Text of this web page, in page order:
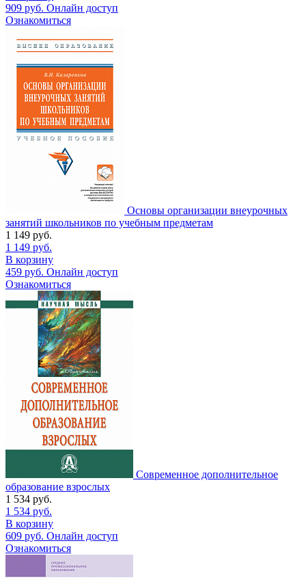
909 руб. Онлайн доступ
Ознакомиться
Основы организации внеурочных
занятий школьников по учебным предметам
1 149 руб.
1 149 руб.
В корзину
459 руб. Онлайн доступ
Ознакомиться
Современное дополнительное
образование взрослых
1 534 руб.
1 534 руб.
В корзину
609 руб. Онлайн доступ
Ознакомиться